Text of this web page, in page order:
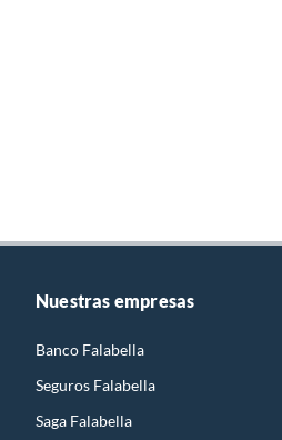
Nuestras empresas
Banco Falabella
Seguros Falabella
Saga Falabella